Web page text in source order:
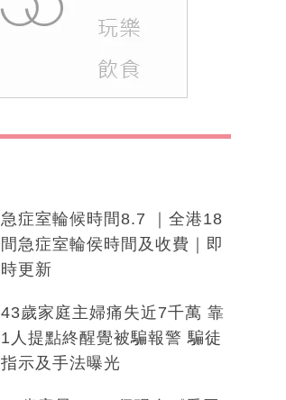
急症室輪候時間8.7 ｜全港18
間急症室輪侯時間及收費｜即
時更新
43歲家庭主婦痛失近7千萬 靠
1人提點終醒覺被騙報警 騙徒
指示及手法曝光